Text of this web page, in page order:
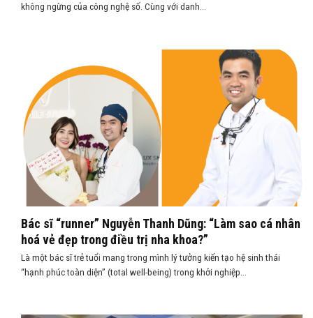
không ngừng của công nghệ số. Cùng với danh...
Bác sĩ “runner” Nguyễn Thanh Dũng: “Làm sao cá nhân
hoá vẻ đẹp trong điều trị nha khoa?”
Là một bác sĩ trẻ tuổi mang trong mình lý tưởng kiến tạo hệ sinh thái
“hạnh phúc toàn diện” (total well-being) trong khởi nghiệp...